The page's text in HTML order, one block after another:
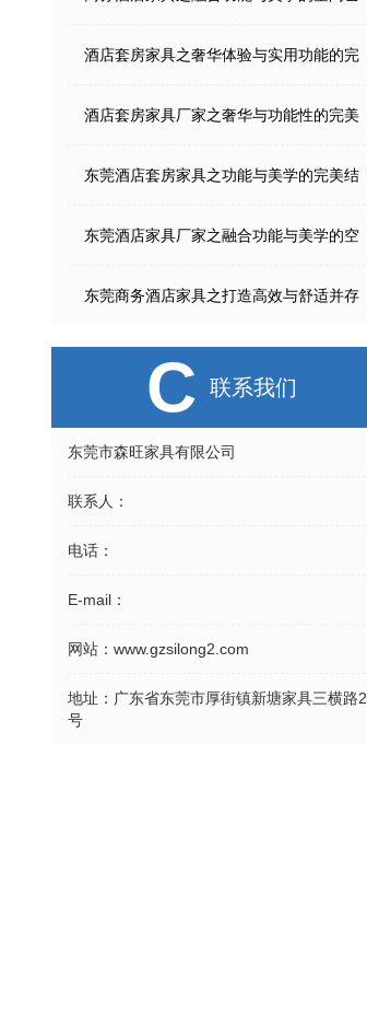
酒店套房家具之奢华体验与实用功能的完
酒店套房家具厂家之奢华与功能性的完美
东莞酒店套房家具之功能与美学的完美结
东莞酒店家具厂家之融合功能与美学的空
东莞商务酒店家具之打造高效与舒适并存
C 联系我们
东莞市森旺家具有限公司
联系人：
电话：
E-mail：
网站： www.gzsilong2.com
地址： 广东省东莞市厚街镇新塘家具三横路2
号